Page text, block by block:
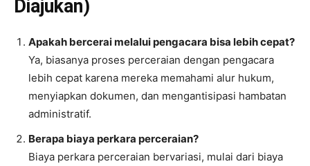
Diajukan)
Apakah bercerai melalui pengacara bisa lebih cepat?
Ya, biasanya proses perceraian dengan pengacara
lebih cepat karena mereka memahami alur hukum,
menyiapkan dokumen, dan mengantisipasi hambatan
administratif.
Berapa biaya perkara perceraian?
Biaya perkara perceraian bervariasi, mulai dari biaya